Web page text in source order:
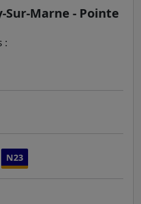
Marne - Pointe
:
N23